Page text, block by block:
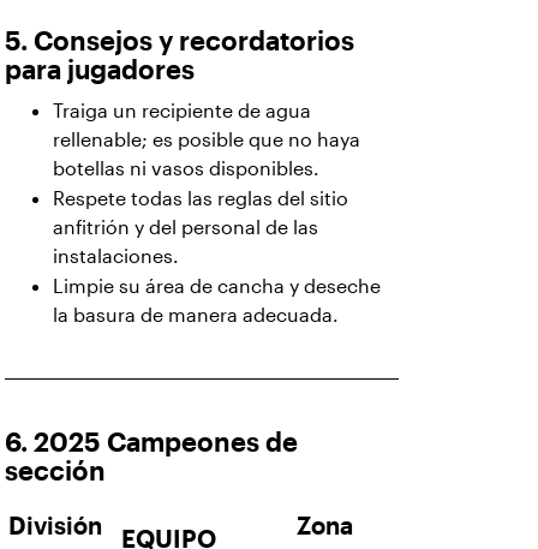
5. Consejos y recordatorios
para jugadores
Traiga un recipiente de agua
rellenable; es posible que no haya
botellas ni vasos disponibles.
Respete todas las reglas del sitio
anfitrión y del personal de las
instalaciones.
Limpie su área de cancha y deseche
la basura de manera adecuada.
6. 2025 Campeones de
sección
División
EQUIPO
Zona